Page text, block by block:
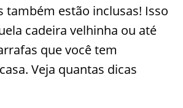
também estão inclusas! Isso
cadeira velhinha ou até
que você tem
Veja quantas dicas